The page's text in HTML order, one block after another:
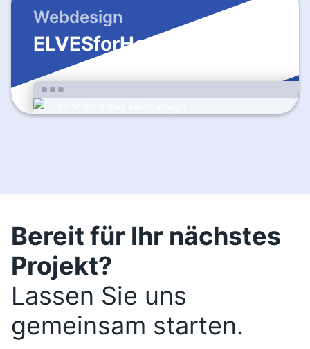
Webdesign
ELVESforHome
Bereit für Ihr nächstes
Projekt?
Lassen Sie uns
gemeinsam starten.